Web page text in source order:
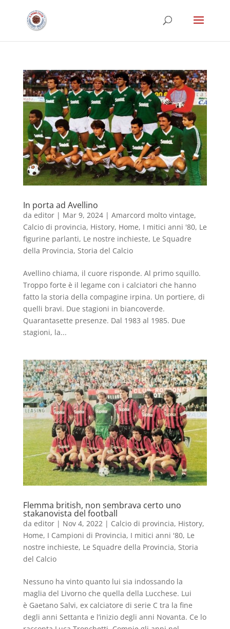
In porta ad Avellino
da editor| Mar 9, 2024| Amarcord molto vintage,
Calcio di provincia, History, Home, I mitici anni '80, Le
figurine parlanti, Le nostre inchieste, Le Squadre
della Provincia, Storia del Calcio
Avellino chiama, il cuore risponde. Al primo squillo.
Troppo forte è il legame con i calciatori che hanno
fatto la storia della compagine irpina. Un portiere, di
quelli bravi. Due stagioni in biancoverde.
Quarantasette presenze. Dal 1983 al 1985. Due
stagioni, la...
Flemma british, non sembrava certo uno
stakanovista del football
da editor| Nov 4, 2022| Calcio di provincia, History,
Home, I Campioni di Provincia, I mitici anni '80, Le
nostre inchieste, Le Squadre della Provincia, Storia
del Calcio
Nessuno ha vinto quanto lui sia indossando la
maglia del Livorno che quella della Lucchese. Lui
è Gaetano Salvi, ex calciatore di serie C tra la fine
degli anni Settanta e l’inizio degli anni Novanta. Ce lo